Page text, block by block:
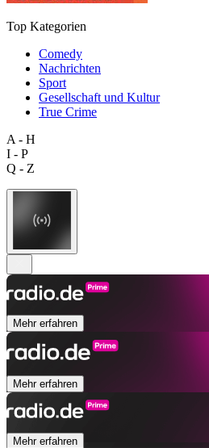
Top Kategorien
Comedy
Nachrichten
Sport
Gesellschaft und Kultur
True Crime
A - H
I - P
Q - Z
Mehr erfahren
Mehr erfahren
Mehr erfahren